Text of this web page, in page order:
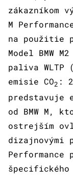
zákazníkom
M
na použitie
Model BMW
paliva WLTP
emisie CO2 :
predstavuje
od BMW M,
ostrejším
dizajnovými
Performance
špecifického